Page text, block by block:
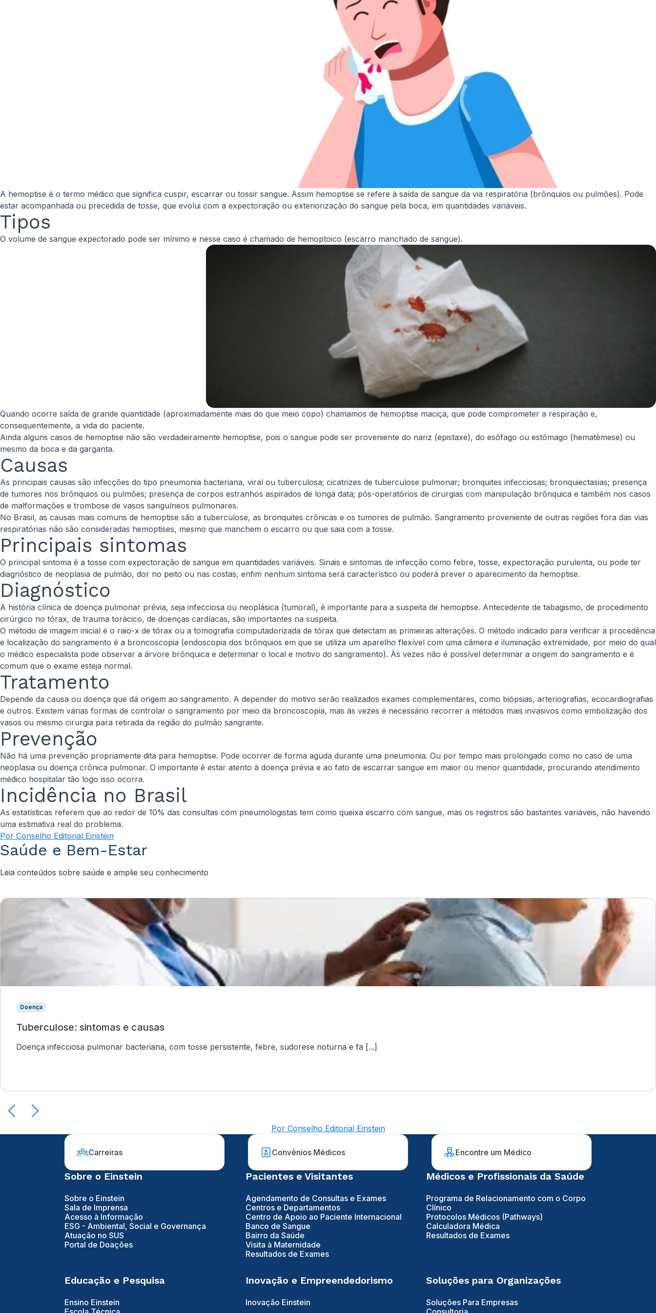
A hemoptise é o termo médico que significa cuspir, escarrar ou tossir sangue. Assim hemoptise se refere à saída de sangue da via respiratória (brônquios ou pulmões). Pode
estar acompanhada ou precedida de tosse, que evolui com a expectoração ou exteriorização do sangue pela boca, em quantidades variáveis. ​
Tipos
O volume de sangue expectorado pode ser mínimo e nesse caso é chamado de hemoptoico (escarro manchado de sangue).
Quando ocorre saída de grande quantidade (aproximadamente mais do que meio copo) chamamos de hemoptise maciça, que pode comprometer a respiração e,
consequentemente, a vida do paciente.
Ainda alguns casos de hemoptise não são verdadeiramente hemoptise, pois o sangue pode ser proveniente do nariz (epistaxe), do esôfago ou estômago (hematêmese) ou
mesmo da boca e da garganta.
Causas
As principais causas são infecções do tipo pneumonia bacteriana, viral ou tuberculosa; cicatrizes de tuberculose pulmonar; bronquites infecciosas; bronquiectasias; presença
de tumores nos brônquios ou pulmões; presença de corpos estranhos aspirados de longa data; pós-operatórios de cirurgias com manipulação brônquica e também nos casos
de malformações e trombose de vasos sanguíneos pulmonares.
No Brasil, as causas mais comuns de hemoptise são a tuberculose, as bronquites crônicas e os tumores de pulmão. Sangramento proveniente de outras regiões fora das vias
respiratórias não são consideradas hemoptises, mesmo que manchem o escarro ou que saia com a tosse.
Principais sintomas
O principal sintoma é a tosse com expectoração de sangue em quantidades variáveis. Sinais e sintomas de infecção como febre, tosse, expectoração purulenta, ou pode ter
diagnóstico de neoplasia de pulmão, dor no peito ou nas costas, enfim nenhum sintoma será característico ou poderá prever o aparecimento da hemoptise.
Diagnóstico
A história clínica de doença pulmonar prévia, seja infecciosa ou neoplásica (tumoral), é importante para a suspeita de hemoptise. Antecedente de tabagismo, de procedimento
cirúrgico no tórax, de trauma torácico, de doenças cardíacas, são importantes na suspeita.
O método de imagem inicial é o raio-x de tórax ou a tomografia computadorizada de tórax que detectam as primeiras alterações. O método indicado para verificar a procedência
e localização do sangramento é a broncoscopia (endoscopia dos brônquios em que se utiliza um aparelho flexível com uma câmera e iluminação extremidade, por meio do qual
o médico especialista pode observar a árvore brônquica e determinar o local e motivo do sangramento). Às vezes não é possível determinar a origem do sangramento e é
comum que o exame esteja normal.
Tratamento
Depende da causa ou doença que dá origem ao sangramento. A depender do motivo serão realizados exames complementares, como biópsias, arteriografias, ecocardiografias
e outros. Existem várias formas de controlar o sangramento por meio da broncoscopia, mas às vezes é necessário recorrer a métodos mais invasivos como embolização dos
vasos ou mesmo cirurgia para retirada da região do pulmão sangrante.
Prevenção
Não há uma prevenção propriamente dita para hemoptise. Pode ocorrer de forma aguda durante uma pneumonia. Ou por tempo mais prolongado como no caso de uma
neoplasia ou doença crônica pulmonar. O importante é estar atento à doença prévia e ao fato de escarrar sangue em maior ou menor quantidade, procurando atendimento
médico hospitalar tão logo isso ocorra.
Incidência no Brasil
As estatísticas referem que ao redor de 10% das consultas com pneumologistas tem como queixa escarro com sangue, mas os registros são bastantes variáveis, não havendo
uma estimativa real do problema.
Por Conselho Editorial Einstein
Saúde e Bem-Estar
Leia conteúdos sobre saúde e amplie seu conhecimento
Doença
Tuberculose: sintomas e causas
Doença infecciosa pulmonar bacteriana, com tosse persistente, febre, sudorese noturna e fa [...]
Por Conselho Editorial Einstein
Carreiras Convênios Médicos Encontre um Médico
Sobre o Einstein
Sobre o Einstein
Sala de Imprensa
Acesso à Informação
ESG - Ambiental, Social e Governança
Atuação no SUS
Portal de Doações
Pacientes e Visitantes
Agendamento de Consultas e Exames
Centros e Departamentos
Centro de Apoio ao Paciente Internacional
Banco de Sangue
Bairro da Saúde
Visita à Maternidade
Resultados de Exames
Médicos e Profissionais da Saúde
Programa de Relacionamento com o Corpo
Clínico
Protocolos Médicos (Pathways)
Calculadora Médica
Resultados de Exames
Educação e Pesquisa
Ensino Einstein
Inovação e Empreendedorismo
Inovação Einstein
Soluções para Organizações
Soluções Para Empresas